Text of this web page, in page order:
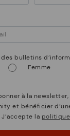
!
en États-Unis
SUIS TROMPÉ, JE
bulletins
Femme
à la
et bénéficier
la